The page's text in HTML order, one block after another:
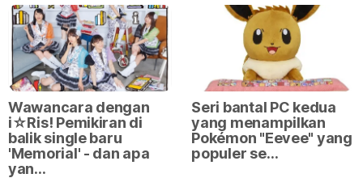
Wawancara dengan
i☆Ris! Pemikiran di
balik single baru
'Memorial' - dan apa
yan…
Seri bantal PC kedua
yang menampilkan
Pokémon "Eevee" yang
populer se…